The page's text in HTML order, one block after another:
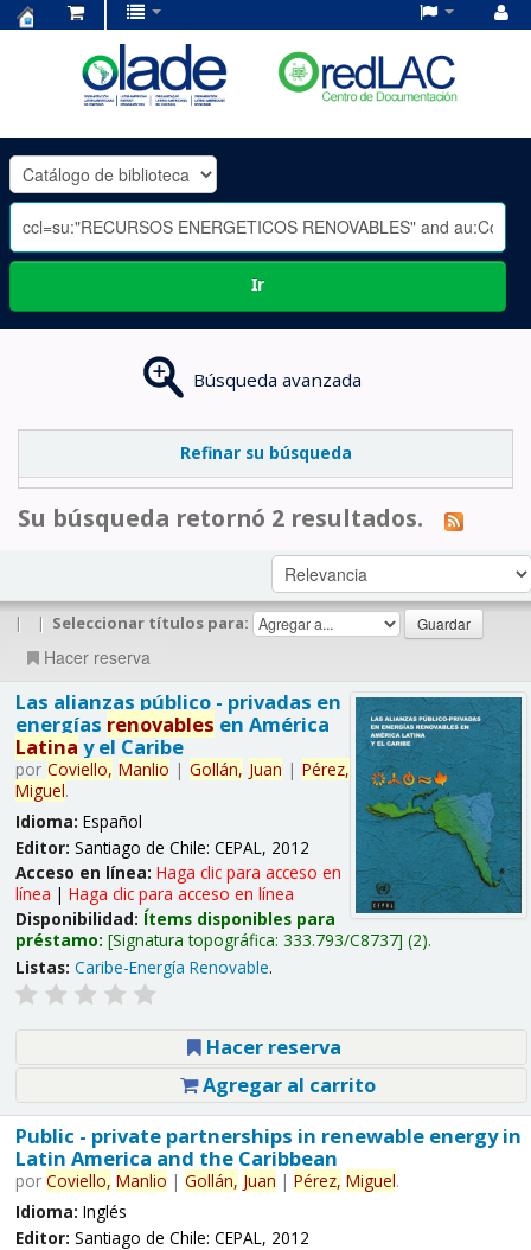
OLADE
-
Ir
Búsqueda avanzada
Refinar su búsqueda
Su búsqueda retornó 2 resultados.
| | Seleccionar títulos para:
Hacer reserva
Las alianzas público - privadas en
energías renovables en América
Latina y el Caribe
por Coviello, Manlio | Gollán, Juan | Pérez,
Miguel.
Idioma: Español
Editor: Santiago de Chile: CEPAL, 2012
Acceso en línea: Haga clic para acceso en
línea | Haga clic para acceso en línea
Disponibilidad: Ítems disponibles para
préstamo: Signatura topográfica: 333.793/C8737 (2).
Listas: Caribe-Energía Renovable.
Hacer reserva
Agregar al carrito
Public - private partnerships in renewable energy in
Latin America and the Caribbean
por Coviello, Manlio | Gollán, Juan | Pérez, Miguel.
Idioma: Inglés
Editor: Santiago de Chile: CEPAL, 2012